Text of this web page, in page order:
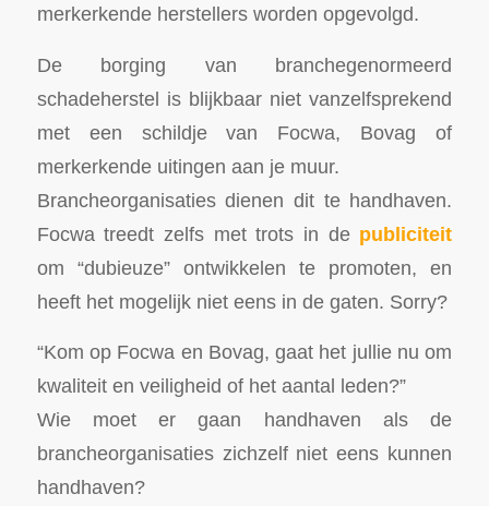
merkerkende herstellers worden opgevolgd.
De borging van branchegenormeerd
schadeherstel is blijkbaar niet vanzelfsprekend
met een schildje van Focwa, Bovag of
merkerkende uitingen aan je muur.
Brancheorganisaties dienen dit te handhaven.
Focwa treedt zelfs met trots in de publiciteit
om “dubieuze” ontwikkelen te promoten, en
heeft het mogelijk niet eens in de gaten. Sorry?
“Kom op Focwa en Bovag, gaat het jullie nu om
kwaliteit en veiligheid of het aantal leden?”
Wie moet er gaan handhaven als de
brancheorganisaties zichzelf niet eens kunnen
handhaven?